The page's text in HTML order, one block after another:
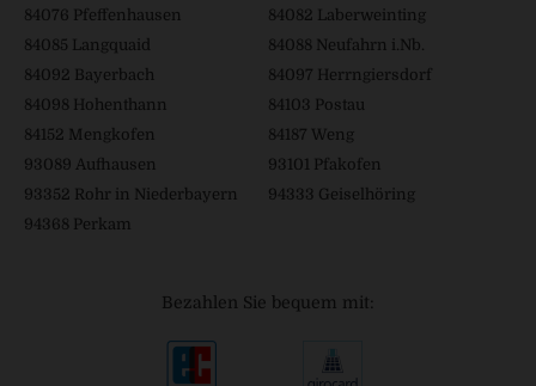
84076 Pfeffenhausen
84082 Laberweinting
84085 Langquaid
84088 Neufahrn i.Nb.
84092 Bayerbach
84097 Herrngiersdorf
84098 Hohenthann
84103 Postau
84152 Mengkofen
84187 Weng
93089 Aufhausen
93101 Pfakofen
93352 Rohr in Niederbayern
94333 Geiselhöring
94368 Perkam
Bezahlen Sie bequem mit: